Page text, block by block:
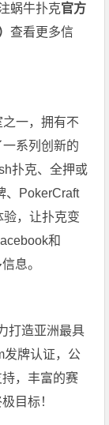
蜗牛扑克官方
查看更多信
一，拥有不
系列创新的
扑克、全押或
、PokerCraft
，让扑克变
和
息。
打造亚洲最具
发牌认证，公
，丰富的赛
目标！